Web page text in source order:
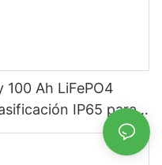
100 Ah LiFePO4
IP65 para
sistemas solares